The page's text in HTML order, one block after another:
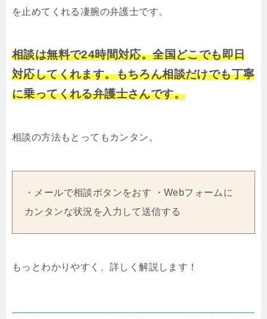
を止めてくれる凄腕の弁護士です。
相談は無料で24時間対応。全国どこでも即日
対応してくれます。もちろん相談だけでも丁寧
に乗ってくれる弁護士さんです。
相談の方法もとってもカンタン。
・メールで相談ボタンをおす ・Webフォームに
カンタンな状況を入力して送信する
もっとわかりやすく、詳しく解説します！